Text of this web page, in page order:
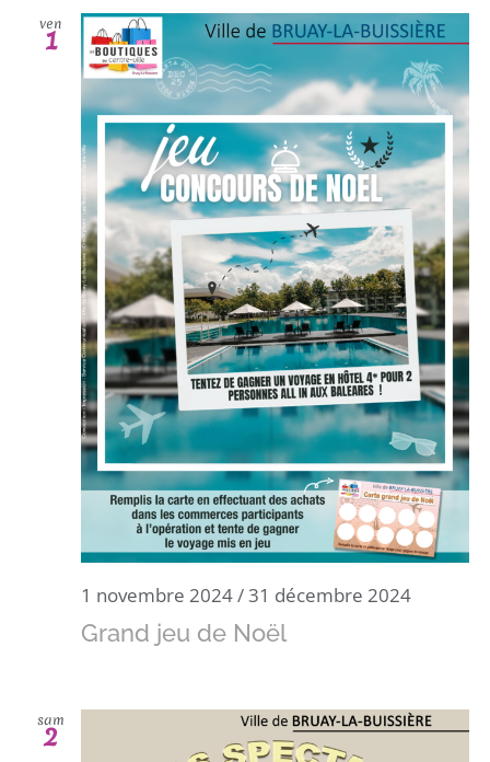
ven
1
1 novembre 2024/31 décembre 2024
Grand jeu de Noël
sam
2